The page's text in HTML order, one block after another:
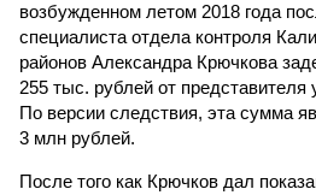
возбужденном летом 2018 года
специалиста отдела контроля
районов Александра Крючкова
255 тыс. рублей от
По версии следствия, эта сумма
3 млн рублей.
После того как Крючков дал